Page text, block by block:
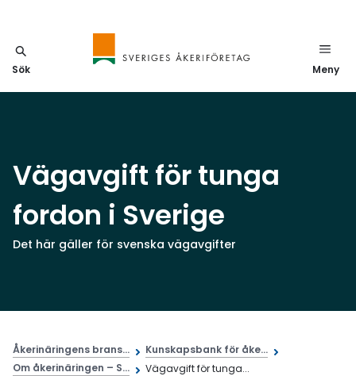
Sök Meny
Vägavgift för tunga
fordon i Sverige
Det här gäller för svenska vägavgifter
Åkerinäringens brans...
Kunskapsbank för åke...
Om åkerinäringen – S...
Vägavgift för tunga...